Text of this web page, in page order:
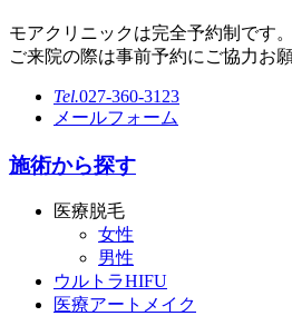
モアクリニックは完全予約制です。
ご来院の際は事前予約にご協力お
Tel.027-360-3123
メールフォーム
施術から探す
医療脱毛
女性
男性
ウルトラHIFU
医療アートメイク